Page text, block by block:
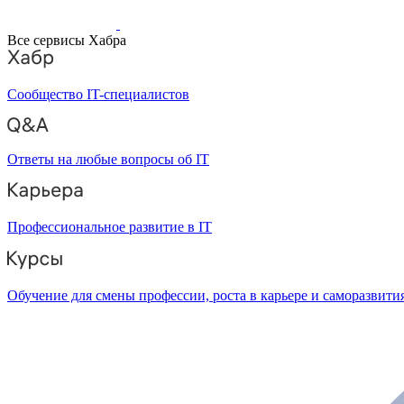
Все сервисы Хабра
Сообщество IT-специалистов
Ответы на любые вопросы об IT
Профессиональное развитие в IT
Обучение для смены профессии, роста в карьере и